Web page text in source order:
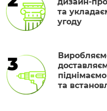
та
угоду
3
піднімаємо
та